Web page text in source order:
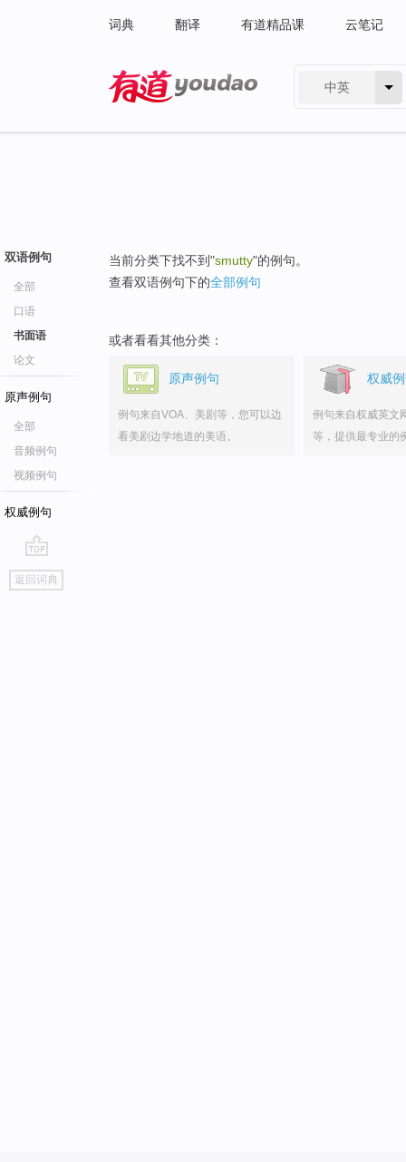
词典 翻译 有道精品课 云笔记
中英
双语例句
全部
口语
书面语
论文
原声例句
全部
音频例句
视频例句
权威例句
go
top
返回词典
当前分类下找不到"smutty"的例句。
查看双语例句下的全部例句
或者看看其他分类：
原声例句
例句来自VOA、美剧等，您可以边
看美剧边学地道的美语。
权威
例句来自权威英文
等，提供最专业的